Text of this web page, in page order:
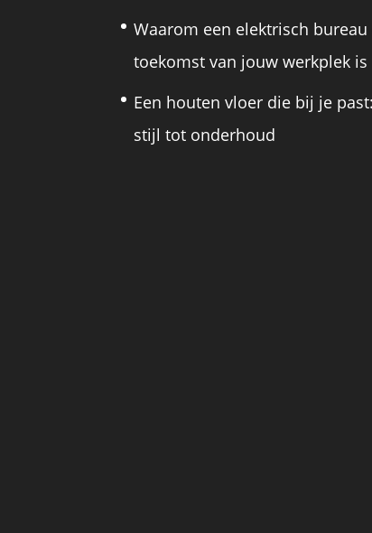
Waarom een elektrisch bureau
toekomst van jouw werkplek is
Een houten vloer die bij je
stijl tot onderhoud